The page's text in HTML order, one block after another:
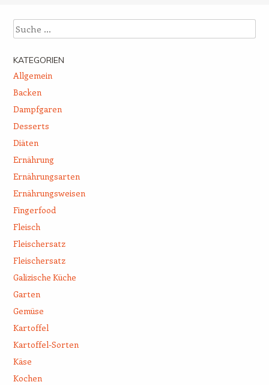
Suche
KATEGORIEN
Allgemein
Backen
Dampfgaren
Desserts
Diäten
Ernährung
Ernährungsarten
Ernährungsweisen
Fingerfood
Fleisch
Fleischersatz
Fleischersatz
Galizische Küche
Garten
Gemüse
Kartoffel
Kartoffel-Sorten
Käse
Kochen